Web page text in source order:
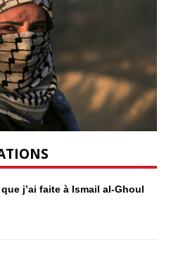
j’ai faite à Ismail al-Ghoul